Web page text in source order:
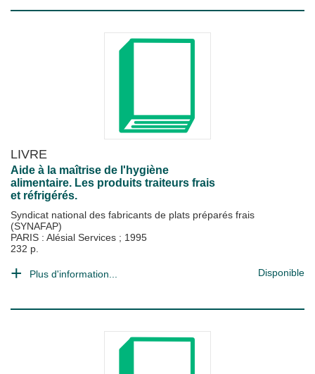
LIVRE
Aide à la maîtrise de l'hygiène
alimentaire. Les produits traiteurs frais
et réfrigérés.
Syndicat national des fabricants de plats préparés frais
(SYNAFAP)
PARIS : Alésial Services ; 1995
232 p.
Plus d'information... Disponible